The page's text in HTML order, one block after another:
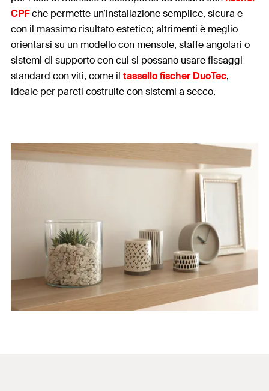
CPFche permette un’installazione semplice, sicura e
con il massimo risultato estetico; altrimenti è meglio
orientarsi su un modello con mensole, staffe angolari o
sistemi di supporto con cui si possano usare fissaggi
standard con viti, come il tassello fischer DuoTec,
ideale per pareti costruite con sistemi a secco.